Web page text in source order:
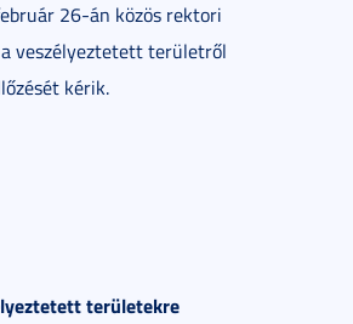
26-án közös rektori
veszélyeztetett területről
kérik.
területekre